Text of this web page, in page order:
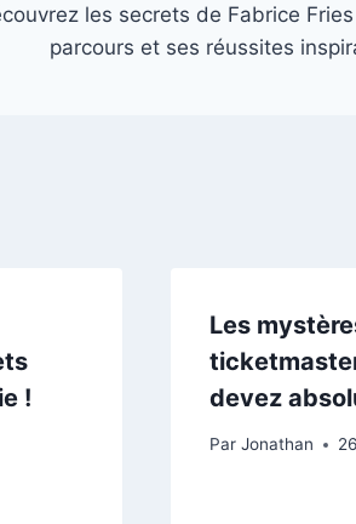
les secrets de Fabrice
parcours et ses réussites
!
Les
devez
Par Jonathan